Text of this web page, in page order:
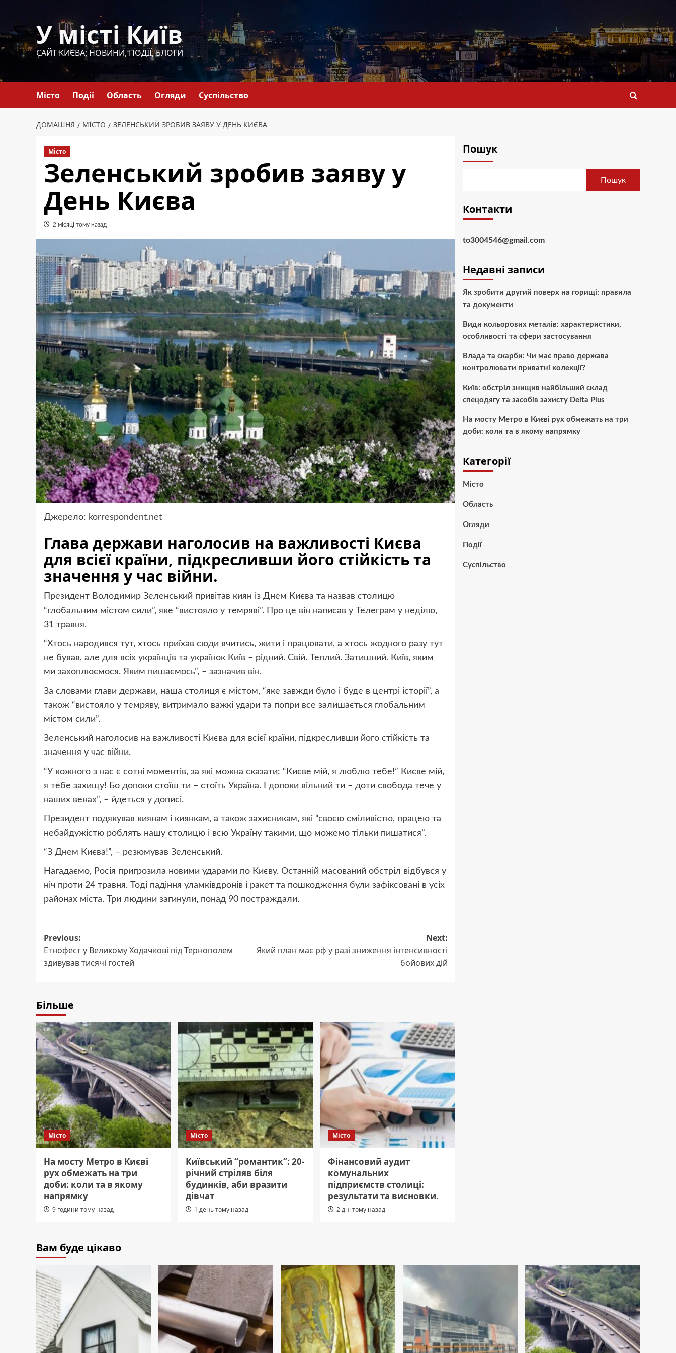
вмісту
У місті Київ
САЙТ КИЄВА: НОВИНИ, ПОДІЇ, БЛОГИ
Місто Події Область Огляди Суспільство
ДОМАШНЯ МІСТО ЗЕЛЕНСЬКИЙ ЗРОБИВ ЗАЯВУ У ДЕНЬ КИЄВА
Місто
Зеленський зробив заяву у
День Києва
2 місяці тому назад
Джерело: korrespondent.net
Глава держави наголосив на важливості Києва
для всієї країни, підкресливши його стійкість та
значення у час війни.
Президент Володимир Зеленський привітав киян із Днем Києва та назвав столицю
“глобальним містом сили”, яке “вистояло у темряві”. Про це він написав у Телеграм у неділю,
31 травня.
“Хтось народився тут, хтось приїхав сюди вчитись, жити і працювати, а хтось жодного разу тут
не бував, але для всіх українців та українок Київ – рідний. Свій. Теплий. Затишний. Київ, яким
ми захоплюємося. Яким пишаємось”, – зазначив він.
За словами глави держави, наша столиця є містом, “яке завжди було і буде в центрі історії”, а
також “вистояло у темряву, витримало важкі удари та попри все залишається глобальним
містом сили”.
Зеленський наголосив на важливості Києва для всієї країни, підкресливши його стійкість та
значення у час війни.
“У кожного з нас є сотні моментів, за які можна сказати: “Києве мій, я люблю тебе!” Києве мій,
я тебе захищу! Бо допоки стоїш ти – стоїть Україна. І допоки вільний ти – доти свобода тече у
наших венах”, – йдеться у дописі.
Президент подякував киянам і киянкам, а також захисникам, які “своєю сміливістю, працею та
небайдужістю роблять нашу столицю і всю Україну такими, що можемо тільки пишатися”.
“З Днем Києва!”, – резюмував Зеленський.
Нагадаємо, Росія пригрозила новими ударами по Києву. Останній масований обстріл відбувся у
ніч проти 24 травня. Тоді падіння уламківдронів і ракет та пошкодження були зафіксовані в усіх
районах міста. Три людини загинули, понад 90 постраждали.
Post
navigation
Previous:
Етнофест у Великому Ходачкові під Тернополем
здивував тисячі гостей
Next:
Який план має рф у разі зниження інтенсивності
бойових дій
Більше
Місто
На мосту Метро в Києві
рух обмежать на три
доби: коли та в якому
напрямку
9 години тому назад
Місто
Київський “романтик”: 20-
річний стріляв біля
будинків, аби вразити
дівчат
1 день тому назад
Місто
Фінансовий аудит
комунальних
підприємств столиці:
результати та висновки.
2 дні тому назад
Пошук
Пошук
Контакти
to3004546@gmail.com
Недавні записи
Як зробити другий поверх на горищі: правила
та документи
Види кольорових металів: характеристики,
особливості та сфери застосування
Влада та скарби: Чи має право держава
контролювати приватні колекції?
Київ: обстріл знищив найбільший склад
спецодягу та засобів захисту Delta Plus
На мосту Метро в Києві рух обмежать на три
доби: коли та в якому напрямку
Категорії
Місто
Область
Огляди
Події
Суспільство
Вам буде цікаво